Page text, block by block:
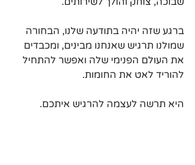
ברגע שזה יהיה בתודעה שלנו, הבחורה
שמולנו תרגיש שאנחנו מבינים, ומכבדים
את העולם הפנימי שלה ואפשר להתחיל
להוריד לאט את החומות.
היא תרשה לעצמה להרגיש איתכם.